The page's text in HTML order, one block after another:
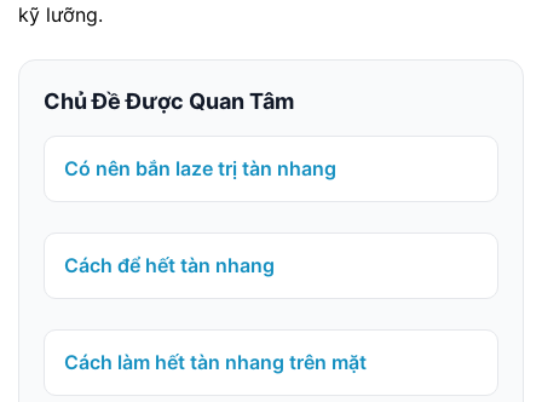
kỹ lưỡng.
Chủ Đề Được Quan Tâm
Có nên bắn laze trị tàn nhang
Cách để hết tàn nhang
Cách làm hết tàn nhang trên mặt